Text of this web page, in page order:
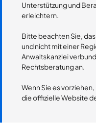
Unterstützung und
erleichtern.
Bitte beachten Sie,
und nicht mit einer
Anwaltskanzlei
Rechtsberatung an.
Wenn Sie es
die offizielle Website